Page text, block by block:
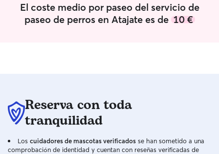
El coste medio por paseo del servicio de
paseo de perros en Atajate es de 10 €
Reserva con toda
tranquilidad
Los cuidadores de mascotas verificados se han sometido a una
comprobación de identidad y cuentan con reseñas verificadas de